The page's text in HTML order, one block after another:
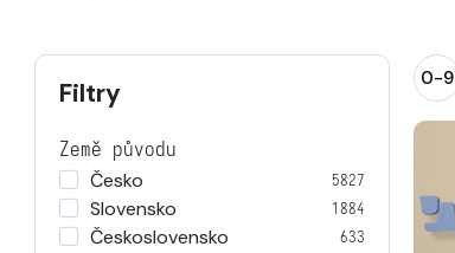
Filtry
Země původu
Česko
5827
Slovensko 1884
Československo 633
0-9